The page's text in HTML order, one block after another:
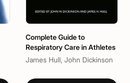
Complete Guide to
Respiratory Care in Athletes
James Hull, John Dickinson